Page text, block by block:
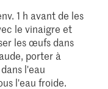
1 h avant de les
le vinaigre et
les œufs dans
porter à
l'eau
l'eau froide.